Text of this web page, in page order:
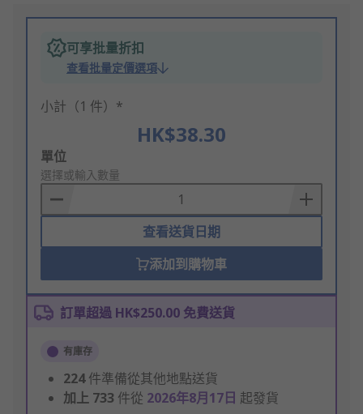
可享批量折扣
查看批量定價選項
小計（1 件）*
HK$38.30
Add
to
Basket
單位
選擇或輸入數量
查看送貨日期
添加到購物車
訂單超過 HK$250.00 免費送貨
有庫存
224件準備從其他地點送貨
加上 733 件從 2026年8月17日 起發貨